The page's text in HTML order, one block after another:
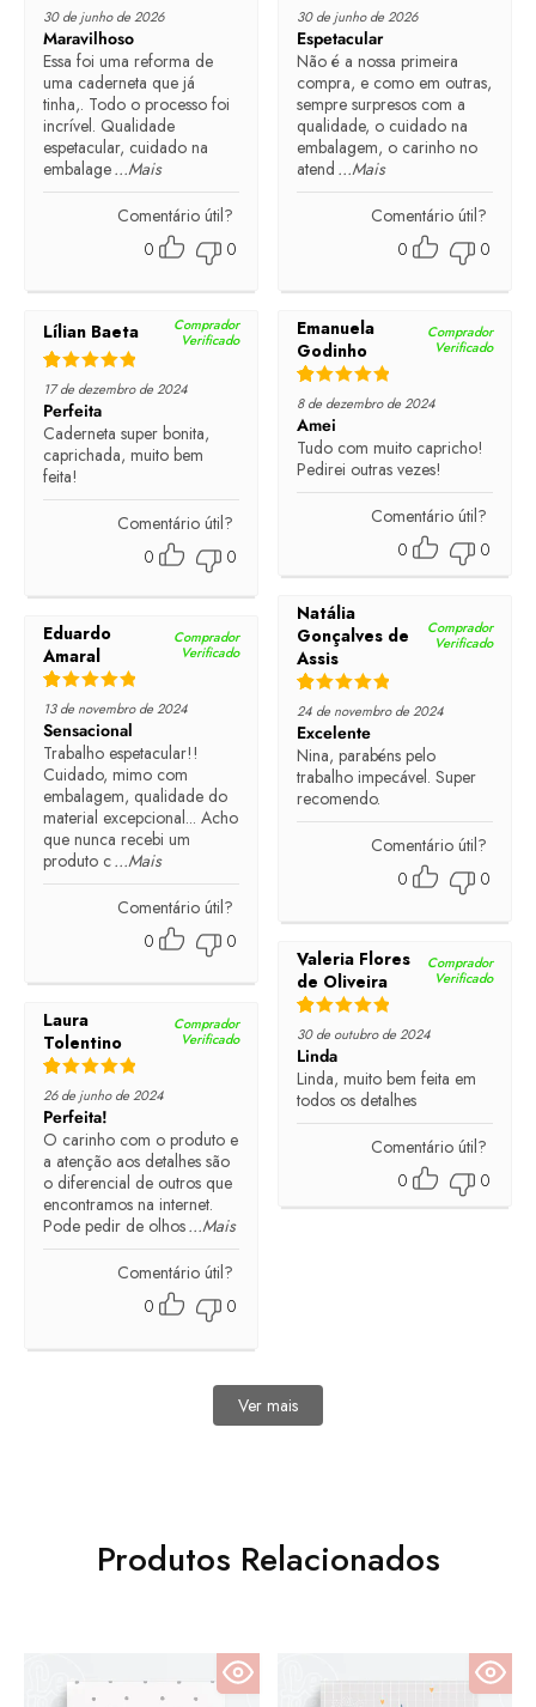
Rated 5out of 5
30 de junho de 2026
Maravilhoso
Essa foi uma reforma de
uma caderneta que já
tinha,. Todo o processo foi
incrível. Qualidade
espetacular, cuidado na
embalage...Mais
Comentário útil?
0
0
Rated 5out of 5
30 de junho de 2026
Espetacular
Não é a nossa primeira
compra, e como em outras,
sempre surpresos com a
qualidade, o cuidado na
embalagem, o carinho no
atend ...Mais
Comentário útil?
0
0
Lílian Baeta
Comprador
Verificado
Rated out of 5
17 de dezembro de 2024
Perfeita
Caderneta super bonita,
caprichada, muito bem
feita!
Comentário útil?
0
0
Emanuela
Godinho
Comprador
Verificado
Rated out of 5
8 de dezembro de 2024
Amei
Tudo com muito capricho!
Pedirei outras vezes!
Comentário útil?
0
0
Natália
Gonçalves de
Assis
Comprador
Verificado
Rated out of 5
24 de novembro de 2024
Excelente
Nina, parabéns pelo
trabalho impecável. Super
recomendo.
Comentário útil?
0
0
Eduardo
Amaral
Comprador
Verificado
Rated out of 5
13 de novembro de 2024
Sensacional
Trabalho espetacular!!
Cuidado, mimo com
embalagem, qualidade do
material excepcional... Acho
que nunca recebi um
produto c...Mais
Comentário útil?
0
0
Valeria Flores
de Oliveira
Comprador
Verificado
Rated 5 out of 5
30 de outubro de 2024
Linda
Linda, muito bem feita em
todos os detalhes
Comentário útil?
0
0
Laura
Tolentino
Comprador
Verificado
Rated 5 out of 5
26 de junho de 2024
Perfeita!
O carinho com o produto e
a atenção aos detalhes são
o diferencial de outros que
encontramos na internet.
Pode pedir de olhos...Mais
Comentário útil?
0
0
Ver mais
Produtos Relacionados